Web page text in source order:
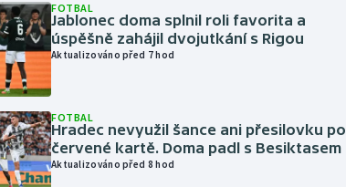
FOTBAL
Jablonec doma splnil roli favorita a
úspěšně zahájil dvojutkání s Rigou
Aktualizováno před 7 hod
FOTBAL
Hradec nevyužil šance ani přesilovku po
červené kartě. Doma padl s Besiktasem
Aktualizováno před 8 hod